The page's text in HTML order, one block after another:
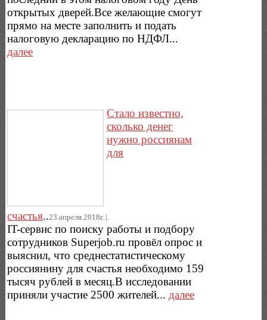
открытых дверей.Все желающие смогут
прямо на месте заполнить и подать
налоговую декларацию по НДФЛ...
далее
Стало известно,
сколько денег
нужно россиянам
для
счастья..23.апреля.2018г..|.
IT-сервис по поиску работы и подбору
сотрудников Superjob.ru провёл опрос и
выяснил, что среднестатистическому
россиянину для счастья необходимо 159
тысяч рублей в месяц.В исследовании
приняли участие 2500 жителей...далее